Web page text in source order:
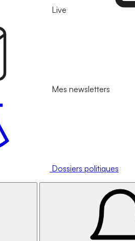
Live
Mes newsletters
Dossiers politiques